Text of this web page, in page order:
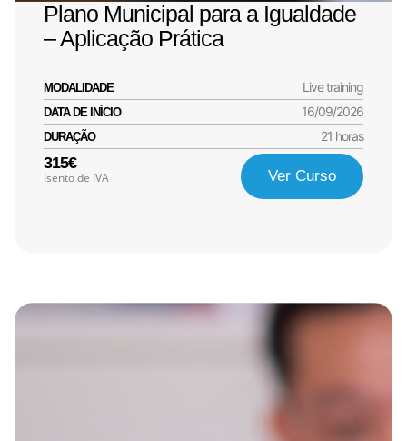
Plano Municipal para a Igualdade
– Aplicação Prática
MODALIDADE Live training
DATA DE INÍCIO 16/09/2026
DURAÇÃO 21 horas
315€
Isento de IVA Ver Curso